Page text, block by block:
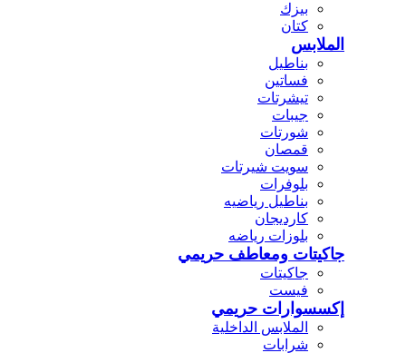
بيزك
كتان
الملابس
بناطيل
فساتين
تيشرتات
جيبات
شورتات
قمصان
سويت شيرتات
بلوفرات
بناطيل رياضيه
كارديجان
بلوزات رياضه
جاكيتات ومعاطف حريمي
جاكيتات
فيست
إكسسوارات حريمي
الملابس الداخلية
شرابات